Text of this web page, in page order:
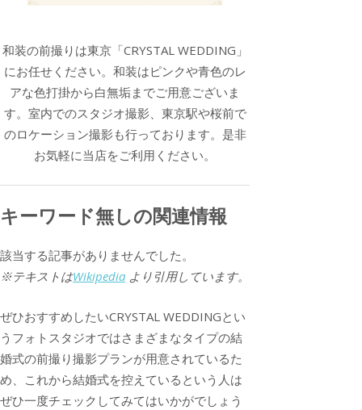
和装の前撮りは東京「CRYSTAL WEDDING」
にお任せください。和装はピンクや青色のレ
アな色打掛から白無垢までご用意ございま
す。室内でのスタジオ撮影、東京駅や桜前で
のロケーション撮影も行っております。是非
お気軽に当店をご利用ください。
キーワード無しの関連情報
該当する記事がありませんでした。
※テキストはWikipedia より引用しています。
ぜひおすすめしたいCRYSTAL WEDDINGとい
うフォトスタジオではさまざまなタイプの結
婚式の前撮り撮影プランが用意されているた
め、これから結婚式を控えているという人は
ぜひ一度チェックしてみてはいかがでしょう